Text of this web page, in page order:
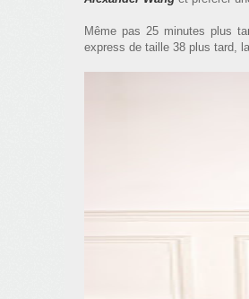
Même pas 25 minutes plus
express de taille 38 plus tard,